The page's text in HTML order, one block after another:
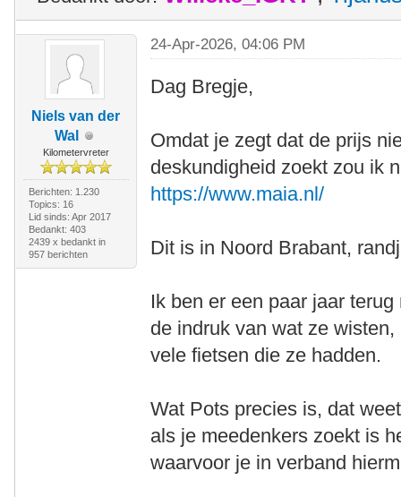
Niels van der
Wal
Kilometervreter
Berichten: 1.230
Topics: 16
Lid sinds: Apr 2017
Bedankt: 403
2439 x bedankt in
957 berichten
24-Apr-2026, 04:06 PM
Dag Bregje,
Omdat je zegt dat de prijs
deskundigheid zoekt zou ik
https://www.maia.nl/
Dit is in Noord Brabant,
Ik ben er een paar jaar
de indruk van wat ze
vele fietsen die ze hadden.
Wat Pots precies is, dat
als je meedenkers zoekt is
waarvoor je in verband